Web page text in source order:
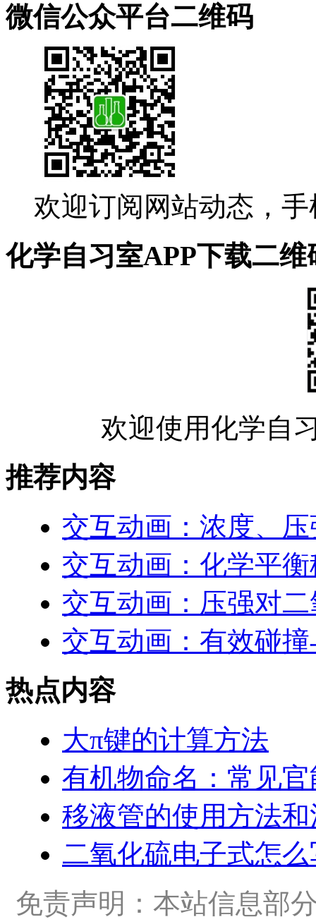
微信公众平台二维码
欢迎订阅网站动态，
化学自习室APP下载二维
欢迎使用化学自
推荐内容
交互动画：浓度、
交互动画：化学平
交互动画：压强对
交互动画：有效碰
热点内容
大π键的计算方法
有机物命名：常见
移液管的使用方法
二氧化硫电子式怎
免责声明：本站信息部